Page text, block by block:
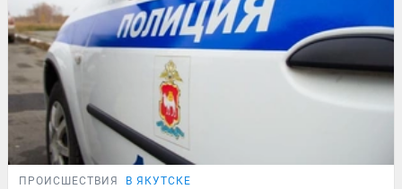
ПРОИСШЕСТВИЯ В ЯКУТСКЕ